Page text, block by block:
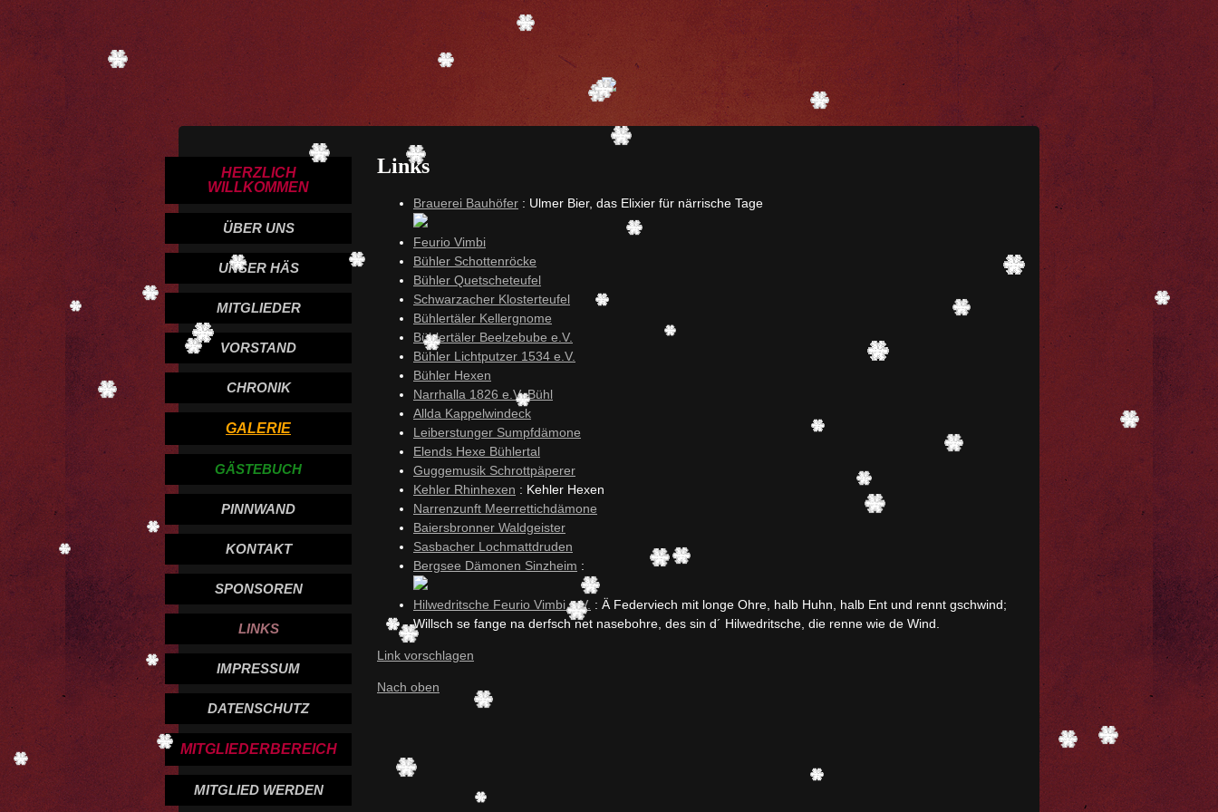
HERZLICH
WILLKOMMEN
ÜBER UNS
UNSER HÄS
MITGLIEDER
VORSTAND
CHRONIK
GALERIE
GÄSTEBUCH
PINNWAND
KONTAKT
SPONSOREN
LINKS
IMPRESSUM
DATENSCHUTZ
MITGLIEDERBEREICH
MITGLIED WERDEN
Links
Brauerei Bauhöfer : Ulmer Bier, das Elixier für närrische Tage
Feurio Vimbi
Bühler Schottenröcke
Bühler Quetscheteufel
Schwarzacher Klosterteufel
Bühlertäler Kellergnome
Bühlertäler Beelzebube e.V.
Bühler Lichtputzer 1534 e.V.
Bühler Hexen
Narrhalla 1826 e.V. Bühl
Allda Kappelwindeck
Leiberstunger Sumpfdämone
Elends Hexe Bühlertal
Guggemusik Schrottpäperer
Kehler Rhinhexen : Kehler Hexen
Narrenzunft Meerrettichdämone
Baiersbronner Waldgeister
Sasbacher Lochmattdruden
Bergsee Dämonen Sinzheim :
Hilwedritsche Feurio Vimbi e.V. : Ä Federviech mit longe Ohre, halb Huhn, halb Ent und rennt gschwind;
Willsch se fange na derfsch net nasebohre, des sin d´ Hilwedritsche, die renne wie de Wind.
Link vorschlagen
Nach oben